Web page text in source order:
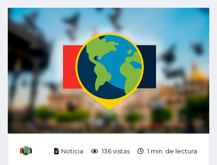
Noticia 136 vistas 1 min. de lectura